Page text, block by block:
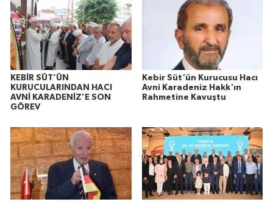
KEBİR SÜT’ÜN
KURUCULARINDAN HACI
AVNİ KARADENİZ’E SON
GÖREV
Kebir Süt'ün Kurucusu Hacı
Avni Karadeniz Hakk'ın
Rahmetine Kavuştu